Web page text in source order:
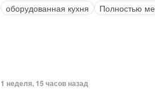
оборудованная кухня
Полностью
1 неделя, 15 часов назад